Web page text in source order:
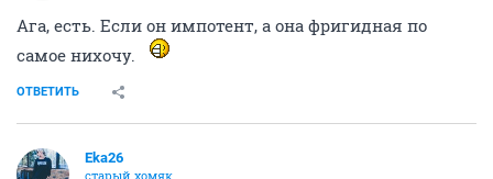
Ага, есть. Если он импотент, а она фригидная по
самое нихочу.
ОТВЕТИТЬ
Eka26
старый хомяк